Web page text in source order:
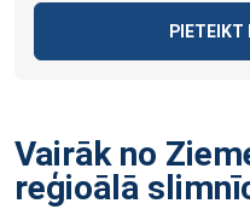
PIETEIKT
Vairāk no
reģioālā